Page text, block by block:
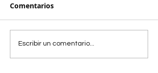
Comentarios
Escribir un comentario...